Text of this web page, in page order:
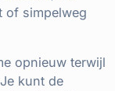
of simpelweg
opnieuw terwijl
Je kunt de